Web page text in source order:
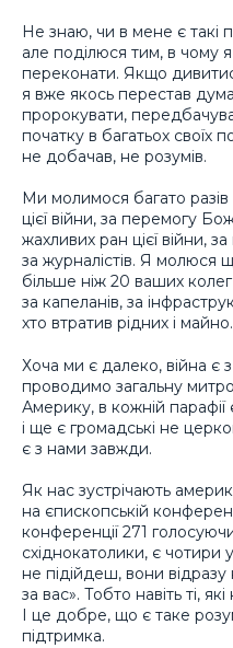
Не знаю, чи в мене є такі
але поділюся тим, в чому
переконати. Якщо дивитися
я вже якось перестав
пророкувати,
початку в багатьох своїх
не добачав, не розумів.
Ми молимося багато
цієї війни, за перемогу
жахливих ран цієї війни,
за журналістів. Я молюся
більше ніж 20 ваших
за капеланів, за
хто втратив рідних і майно.
Хоча ми є далеко, війна є
проводимо загальну
Америку, в кожній парафії
і ще є громадські не
є з нами завжди.
Як нас зустрічають
на єпископській
конференції 271
східнокатолики, є чотири
не підійдеш, вони
за вас». Тобто навіть ті,
І це добре, що є таке
підтримка.